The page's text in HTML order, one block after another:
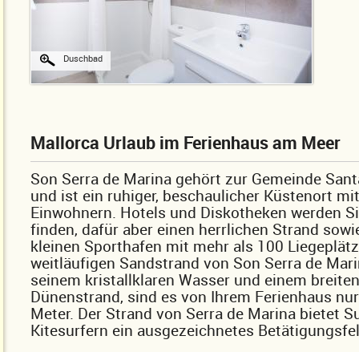
Duschbad
Mallorca Urlaub im Ferienhaus am Meer
Son Serra de Marina gehört zur Gemeinde
und ist ein ruhiger, beschaulicher Küstenort
Einwohnern. Hotels und Diskotheken werden
finden, dafür aber einen herrlichen Strand
kleinen Sporthafen mit mehr als 100
weitläufigen Sandstrand von Son Serra de
seinem kristallklaren Wasser und einem breiten
Dünenstrand, sind es von Ihrem Ferienhaus
Meter. Der Strand von Serra de Marina bietet
Kitesurfern ein ausgezeichnetes